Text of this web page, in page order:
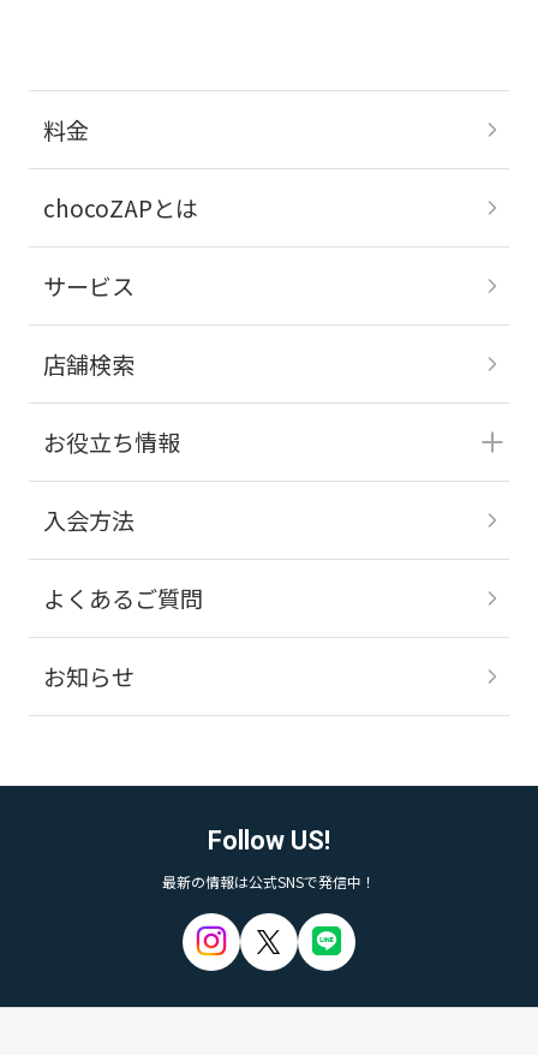
料金
chocoZAPとは
サービス
店舗検索
お役立ち情報
入会方法
よくあるご質問
お知らせ
Follow US!
最新の情報は公式SNSで発信中！